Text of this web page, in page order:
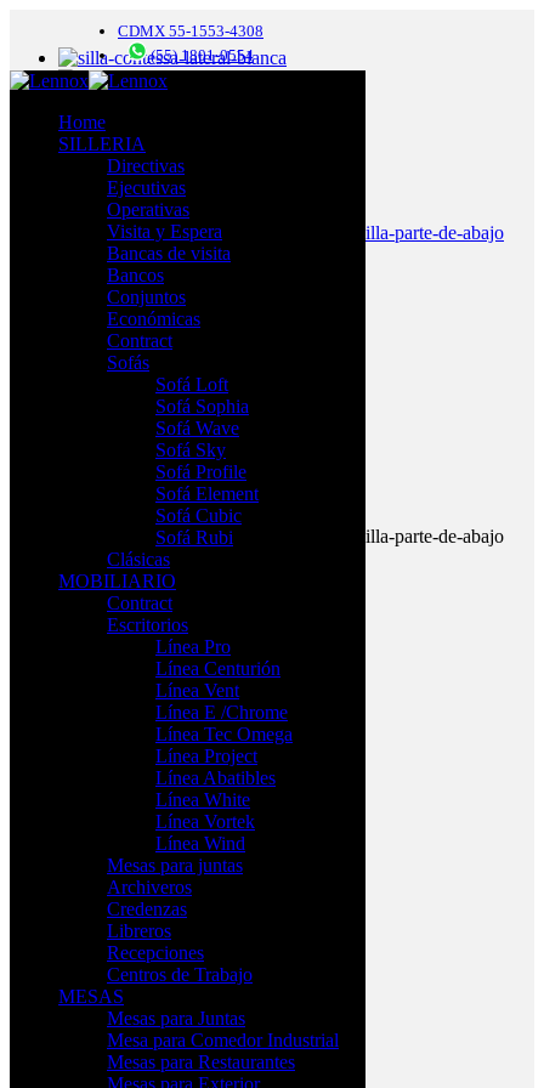
CDMX 55-1553-4308
(55) 1801-0554
Home
SILLERIA
Directivas
Ejecutivas
Operativas
Visita y Espera
Bancas de visita
Bancos
Conjuntos
Económicas
Contract
Sofás
Sofá Loft
Sofá Sophia
Sofá Wave
Sofá Sky
Sofá Profile
Sofá Element
Sofá Cubic
Sofá Rubi
Clásicas
MOBILIARIO
Contract
Escritorios
Línea Pro
Línea Centurión
Línea Vent
Línea E /Chrome
Línea Tec Omega
Línea Project
Línea Abatibles
Línea White
Línea Vortek
Línea Wind
Mesas para juntas
Archiveros
Credenzas
Libreros
Recepciones
Centros de Trabajo
MESAS
Mesas para Juntas
Mesa para Comedor Industrial
Mesas para Restaurantes
Mesas para Exterior
Contessa Malla
Silla giratoria de 5 estrellas, Taburete alto
CUERPO COLOR
MALLA (respaldo)
MALLA (Asiento)
Limpiar